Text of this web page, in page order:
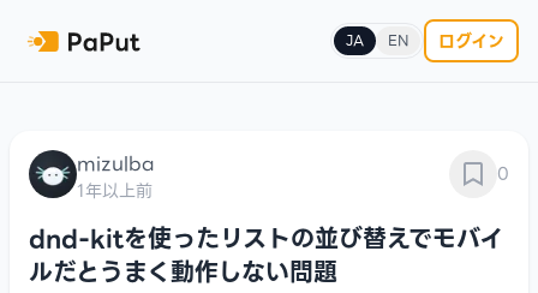
JA EN ログイン
mizulba
1年以上前
0
dnd-kitを使ったリストの並び替えでモバイ
ルだとうまく動作しない問題